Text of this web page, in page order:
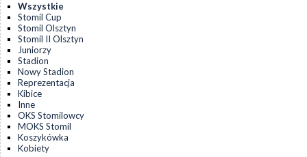
Wszystkie
Stomil Cup
Stomil Olsztyn
Stomil II Olsztyn
Juniorzy
Stadion
Nowy Stadion
Reprezentacja
Kibice
Inne
OKS Stomilowcy
MOKS Stomil
Koszykówka
Kobiety